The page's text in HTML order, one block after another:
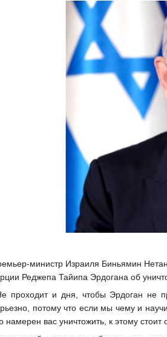
министр Израиля Биньямин
Реджепа Тайипа Эрдогана об
проходит и дня, чтобы Эрдоган не
потому что если мы чему и
намерен вас уничтожить, к этому